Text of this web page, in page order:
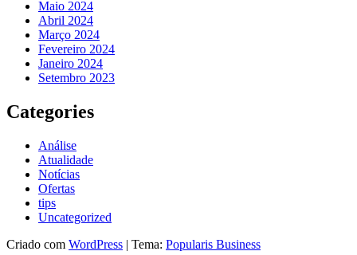
Maio 2024
Abril 2024
Março 2024
Fevereiro 2024
Janeiro 2024
Setembro 2023
Categories
Análise
Atualidade
Notícias
Ofertas
tips
Uncategorized
Criado com WordPress | Tema: Popularis Business